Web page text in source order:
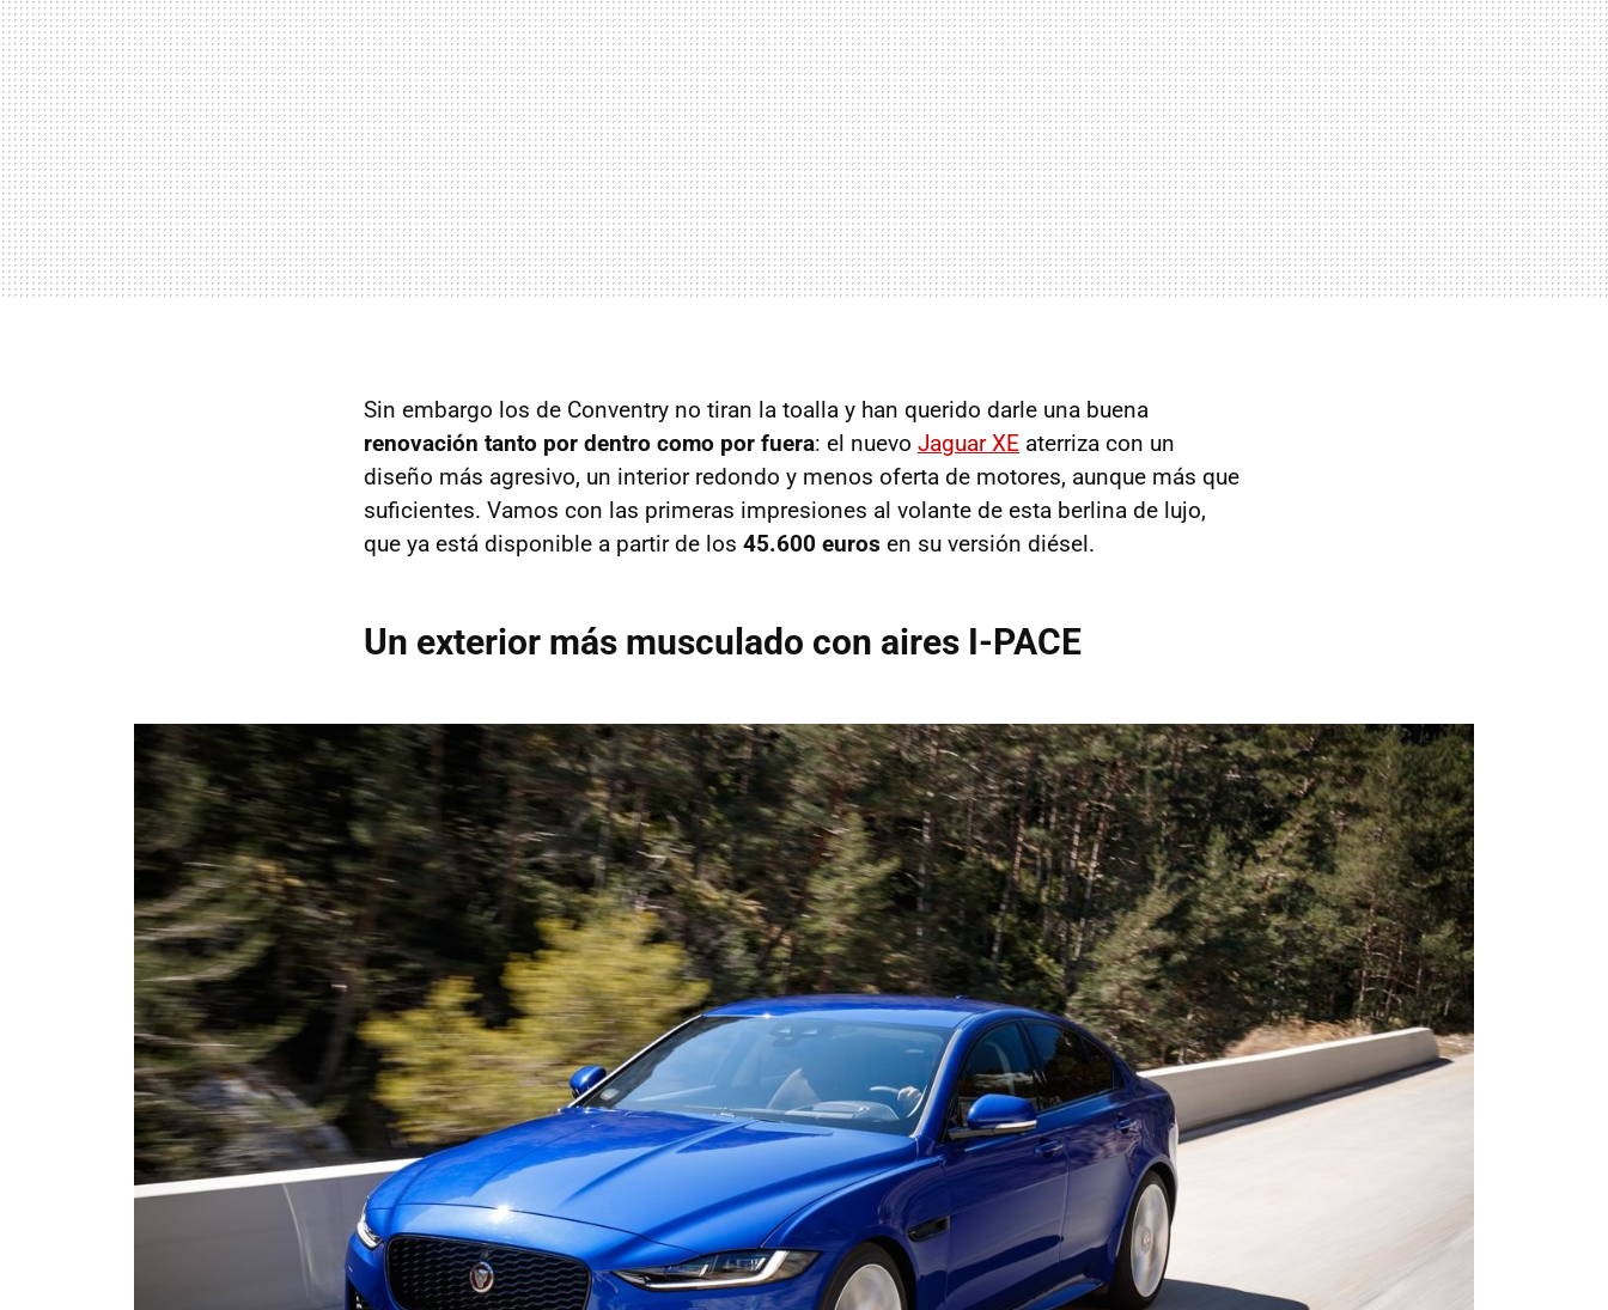
Sin embargo los de Conventry no tiran la toalla y han querido darle una buena
renovación tanto por dentro como por fuera: el nuevo Jaguar XE aterriza con un
diseño más agresivo, un interior redondo y menos oferta de motores, aunque más que
suficientes. Vamos con las primeras impresiones al volante de esta berlina de lujo,
que ya está disponible a partir de los 45.600 euros en su versión diésel.
Un exterior más musculado con aires I-PACE